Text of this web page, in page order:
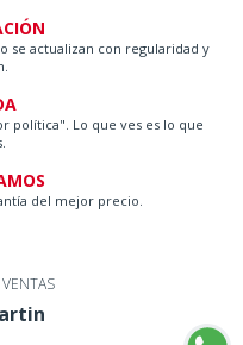
se actualizan con regularidad y
política". Lo que ves es lo que
del mejor precio.